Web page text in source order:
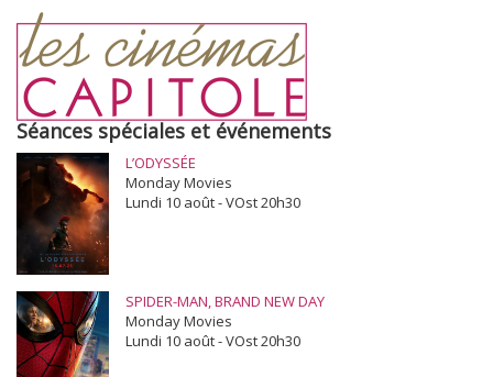
Séances spéciales et événements
L’ODYSSÉE
Monday Movies
Lundi 10 août - VOst 20h30
SPIDER-MAN, BRAND NEW DAY
Monday Movies
Lundi 10 août - VOst 20h30